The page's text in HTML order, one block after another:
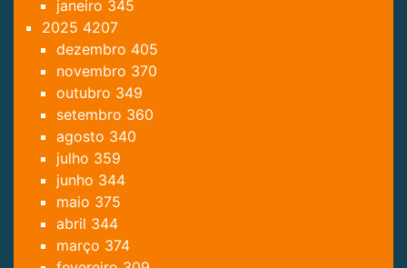
janeiro 345
2025 4207
dezembro 405
novembro 370
outubro 349
setembro 360
agosto 340
julho 359
junho 344
maio 375
abril 344
março 374